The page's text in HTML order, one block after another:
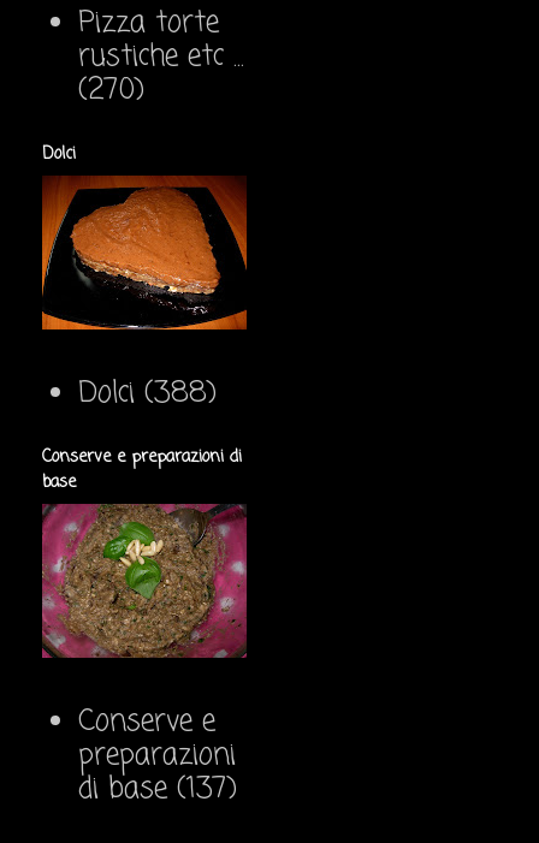
Pizza torte
rustiche etc ...
(270)
Dolci
Dolci (388)
Conserve e preparazioni di
base
Conserve e
preparazioni
di base (137)